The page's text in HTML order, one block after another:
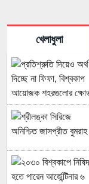
খেলাধুলা